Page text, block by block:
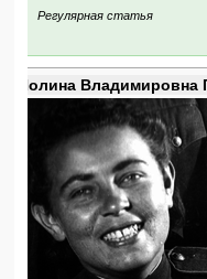
навигации
поиску
Регулярная статья
Полина Владимировна